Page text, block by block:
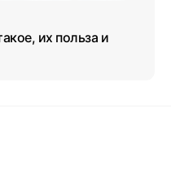
их польза и